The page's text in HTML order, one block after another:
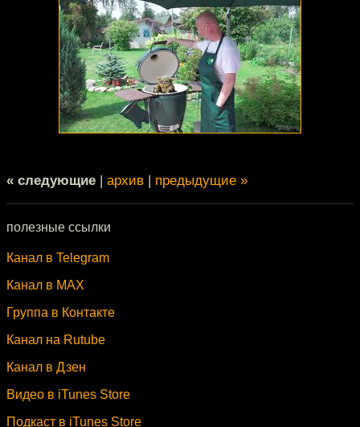
« следующие | архив | предыдущие »
полезные ссылки
Канал в Telegram
Канал в MAX
Группа в Контакте
Канал на Rutube
Канал в Дзен
Видео в iTunes Store
Подкаст в iTunes Store